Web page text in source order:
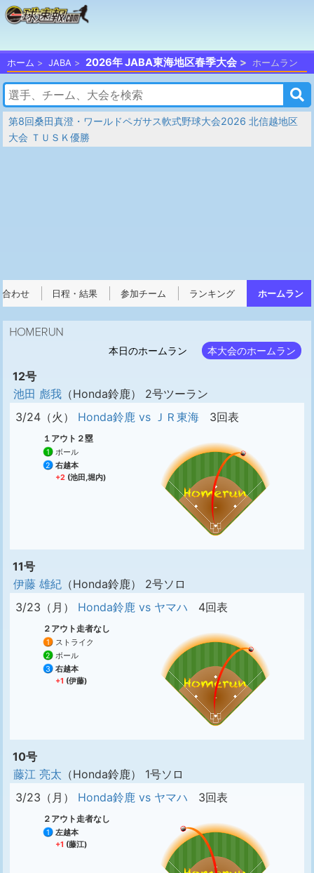
ホーム JABA 2026年 JABA東海地区春季大会 ホームラン
第8回桑田真澄・ワールドペガサス軟式野球大会2026 北信越地区
大会 ＴＵＳＫ優勝
わせ 日程・結果 参加チーム ランキング ホームラン
本日のホームラン 本大会のホームラン
12号
池田 彪我 （Honda鈴鹿） 2号ツーラン
3/24（火） Honda鈴鹿 vs ＪＲ東海 3回表
１アウト２塁
1
ボール
2
右越本
+2 (池田,堀内)
11号
伊藤 雄紀 （Honda鈴鹿） 2号ソロ
3/23（月） Honda鈴鹿 vs ヤマハ 4回表
２アウト走者なし
1
ストライク
2
ボール
3
右越本
+1 (伊藤)
10号
藤江 亮太 （Honda鈴鹿） 1号ソロ
3/23（月） Honda鈴鹿 vs ヤマハ 3回表
２アウト走者なし
1
左越本
+1 (藤江)